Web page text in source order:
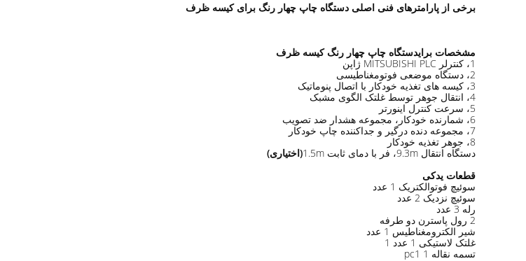
برخی از پارامترهای فنی اصلی دستگاه چاپ چهار رنگ برای کیسه ظرف
مشخصات برایدستگاه چاپ چهار رنگ کیسه ظرف
1، کنترلر MITSUBISHI PLC ژاپن
2، دستگاه موضعی فوتومغناطیسی
3، کیسه های تغذیه خودکار با اتصال پنوماتیک
4، انتقال جوهر توسط غلتک الگوی مشبک
5، سرعت کنترل اینورتر
6، شمارنده خودکار، مجموعه هشدار ضد تصویب
7، مجموعه دنده درگیر و جداکننده چاپ خودکار
8، جوهر تغذیه خودکار
دستگاه انتقال 9.3m، فر با دمای ثابت 1.5m
(اختیاری)
قطعات یدکی
سوئیچ فوتوالکتریک 1 عدد
سوئیچ نزدیک 2 عدد
رله 3 عدد
2 رول پاسترن دو طرفه
شیر الکترومغناطیس 1 عدد
غلتک لاستیکی 1 عدد 1
تسمه نقاله 1 pc1